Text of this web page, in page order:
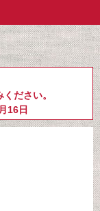
ださい。
16日